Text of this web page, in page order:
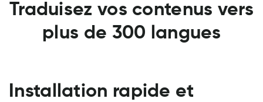
Traduisez vos contenus vers
plus de 300 langues
Installation rapide et